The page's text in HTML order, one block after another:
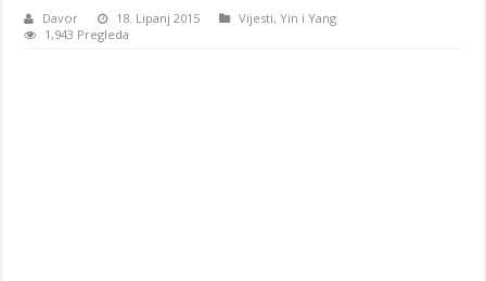
Davor 18. Lipanj 2015 Vijesti,Yin i Yang
1,943 Pregleda